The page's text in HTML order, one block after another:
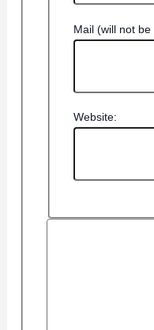
Mail (will not
Website: